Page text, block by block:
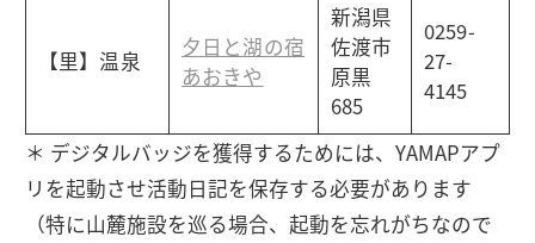
【里】温泉
夕日と湖の宿
あおきや
新潟県
佐渡市
原黒
685
0259-
27-
4145
＊ デジタルバッジを獲得するためには、YAMAPアプ
リを起動させ活動日記を保存する必要があります
（特に山麓施設を巡る場合、起動を忘れがちなので